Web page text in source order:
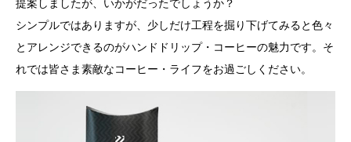
提案しましたが、いかがだったでしょうか？
シンプルではありますが、少しだけ工程を掘り下げてみると色々
とアレンジできるのがハンドドリップ・コーヒーの魅力です。そ
れでは皆さま素敵なコーヒー・ライフをお過ごしください。